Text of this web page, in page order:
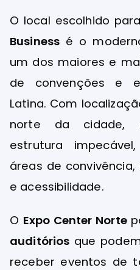
O local escolhido
Business é o
um dos maiores e
de convenções e
Latina. Com
norte da cidade,
estrutura
áreas de
e acessibilidade.
O Expo Center Norte
auditórios que
receber eventos de